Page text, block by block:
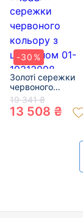
-30%
Золоті сережки
червоного
кольору з
цирконом 01-
19313098
19 341 ₴
13 508 ₴